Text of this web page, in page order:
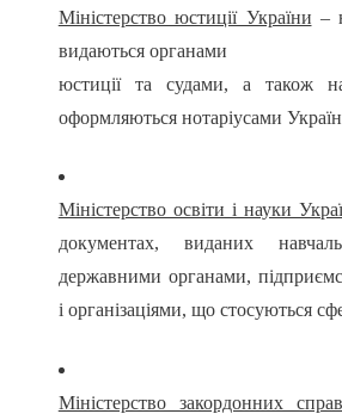
Міністерство юстиції України –
видаються органами
юстиції та судами, а також
оформляються нотаріусами
Міністерство освіти і науки
документах, виданих
державними органами,
і організаціями, що стосуються
Міністерство закордонних